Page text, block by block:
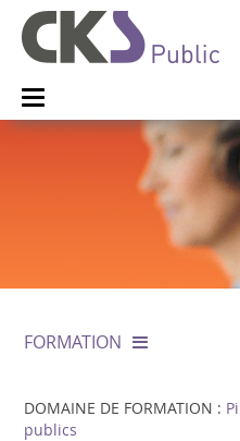
FORMATION
DOMAINE DE FORMATION :
publics